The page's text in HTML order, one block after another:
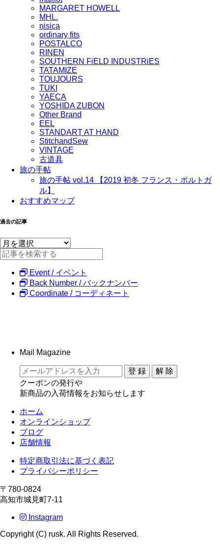
MARGARET HOWELL
MHL.
nisica
ordinary fits
POSTALCO
RINEN
SOUTHERN FiELD INDUSTRiES
TATAMIZE
TOUJOURS
TUKI
YAECA
YOSHIDA ZUBON
Other Brand
EEL
STANDART AT HAND
StitchandSew
VINTAGE
古道具
旅の手帖
旅の手帖 vol.14 【2019 初冬 フランス・ポルトガ
ル】
おすすめマップ
過去の記事
Event / イベント
Back Number / バックナンバー
Coordinate / コーディネート
Mail Magazine
クーポンの発行や
新商品の入荷情報をお知らせします
ホーム
オンラインショップ
ブログ
店舗情報
特定商取引法に基づく表記
プライバシーポリシー
〒780-0824
高知市城見町7-11
Instagram
Copyright (C) rusk. All Rights Reserved.